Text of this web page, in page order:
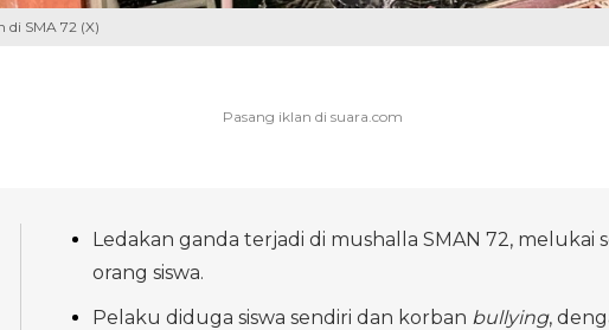
di SMA 72 (X)
Ledakan ganda terjadi di mushalla SMAN 72, melukai
orang siswa.
Pelaku diduga siswa sendiri dan korban bullying,